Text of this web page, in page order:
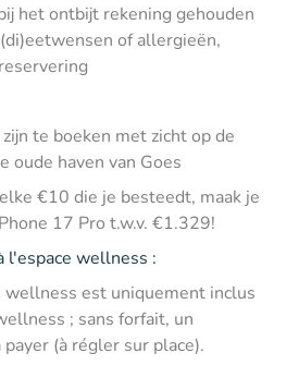
het ontbijt rekening gehouden
of allergieën,
te boeken met zicht op de
oude haven van Goes
€10 die je besteedt, maak je
17 Pro t.w.v. €1.329!
l'espace wellness :
wellness est uniquement inclus
; sans forfait, un
(à régler sur place).